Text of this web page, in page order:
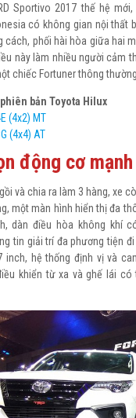
Sportivo 2017 thế hệ
có không gian nội thất
cách, phối hài hòa giữa hai
này làm nhiều người cảm
chiếc Fortuner thông thường.
bản Toyota Hilux
(4x2) MT
(4x4) AT
động cơ
và chia ra làm 3 hàng, xe
một màn hình hiển thị đa
dàn điều hòa không khí
tin giải trí đa phương tiện
inch, hệ thống định vị và
khiển từ xa và ghế lái có